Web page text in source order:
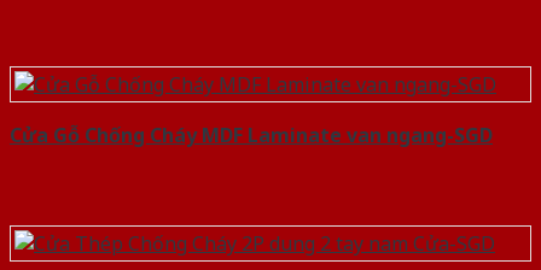
Cửa Gỗ Chống Cháy MDF Laminate van ngang-SGD